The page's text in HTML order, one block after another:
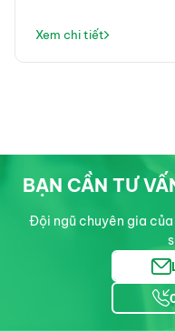
quân năm 2024
Xem chi tiết
BẠN CẦN TƯ
Đội ngũ chuyên gia